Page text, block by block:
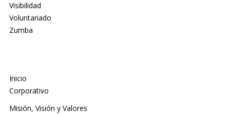
Visibilidad
Voluntariado
Zumba
Inicio
Corporativo
Misión, Visión y Valores